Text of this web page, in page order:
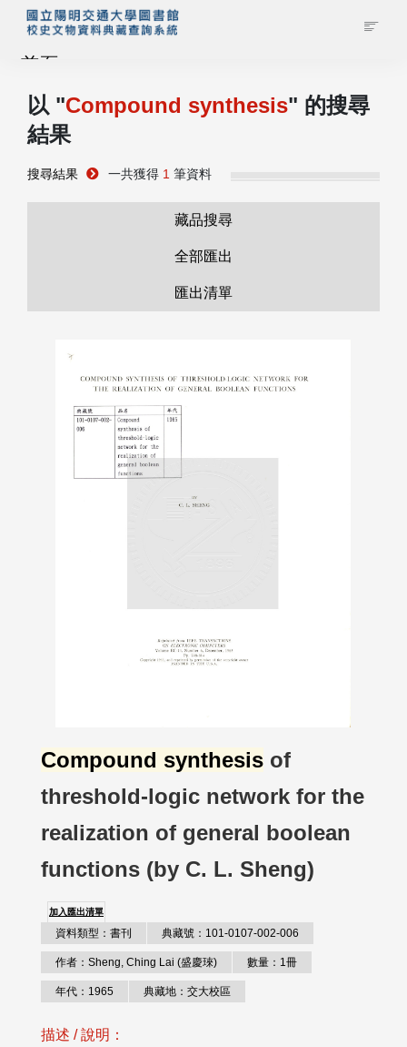
首頁
藏品查詢
校史館簡介
管理者登入
以 "Compound synthesis" 的搜尋
結果
搜尋結果 一共獲得 1 筆資料
藏品搜尋
全部匯出
匯出清單
Compound synthesis of
threshold-logic network for the
realization of general boolean
functions (by C. L. Sheng)
加入匯出清單
資料類型：書刊 典藏號：101-0107-002-006
作者：Sheng, Ching Lai (盛慶琜) 數量：1冊
年代：1965 典藏地：交大校區
描述 / 說明：